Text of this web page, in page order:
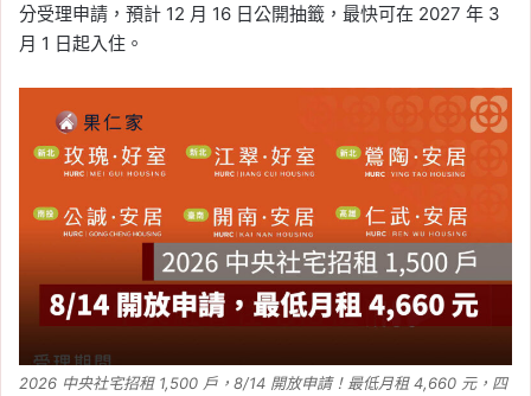
分受理申請，預計 12 月 16 日公開抽籤，最快可在 2027 年 3
月 1 日起入住。
2026 中央社宅招租 1,500 戶，8/14 開放申請！最低月租 4,660 元，四